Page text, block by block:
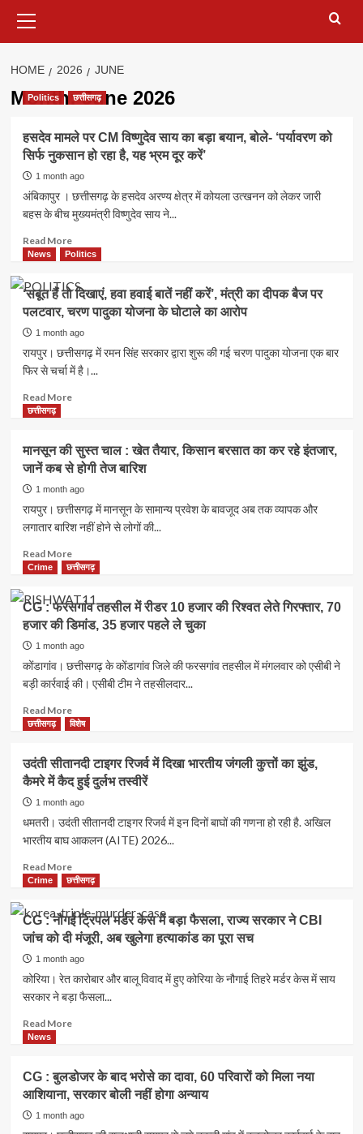
Menu
HOME 2026 JUNE
Month:June 2026
Politics छत्तीसगढ़
हसदेव मामले पर CM विष्णुदेव साय का बड़ा बयान, बोले- ‘पर्यावरण को
सिर्फ नुकसान हो रहा है, यह भ्रम दूर करें’
1 month ago
अंबिकापुर । छत्तीसगढ़ के हसदेव अरण्य क्षेत्र में कोयला उत्खनन को लेकर जारी
बहस के बीच मुख्यमंत्री विष्णुदेव साय ने...
Read MoreRead
more
हसदेव
मामले
पर
CM
विष्णुदेव
साय
का
को
सिर्फ
नुकसान
रहा
है,
भ्रम
दूर
करें’
News Politics
‘सबूत हैं तो दिखाएं, हवा हवाई बातें नहीं करें’, मंत्री का दीपक बैज पर
पलटवार, चरण पादुका योजना के घोटाले का आरोप
1 month ago
रायपुर। छत्तीसगढ़ में रमन सिंह सरकार द्वारा शुरू की गई चरण पादुका योजना एक बार
फिर से चर्चा में है।...
Read MoreRead
हैं
तो
दिखाएं,
हवा
बातें
करें’,
का
दीपक
बैज
पर
चरण
पादुका
के
घोटाले
आरोप
छत्तीसगढ़
मानसून की सुस्त चाल : खेत तैयार, किसान बरसात का कर रहे इंतजार,
जानें कब से होगी तेज बारिश
1 month ago
रायपुर। छत्तीसगढ़ में मानसून के सामान्य प्रवेश के बावजूद अब तक व्यापक और
लगातार बारिश नहीं होने से लोगों की...
Read MoreRead
more
मानसून
की
सुस्त
चाल
तैयार,
बरसात
रहे
इंतजार,
जानें
से
होगी
बारिश
Crime छत्तीसगढ़
CG : फरसगांव तहसील में रीडर 10 हजार की रिश्वत लेते गिरफ्तार, 70
हजार की डिमांड, 35 हजार पहले ले चुका
1 month ago
कोंडागांव। छत्तीसगढ़ के कोंडागांव जिले की फरसगांव तहसील में मंगलवार को एसीबी ने
बड़ी कार्रवाई की। एसीबी टीम ने तहसीलदार...
Read MoreRead
more
CG
:
फरसगांव
तहसील
में
10
की
लेते
गिरफ्तार,
70
हजार
डिमांड,
35
छत्तीसगढ़ विशेष
उदंती सीतानदी टाइगर रिजर्व में दिखा भारतीय जंगली कुत्तों का झुंड,
कैमरे में कैद हुई दुर्लभ तस्वीरें
1 month ago
धमतरी। उदंती सीतानदी टाइगर रिजर्व में इन दिनों बाघों की गणना हो रही है. अखिल
भारतीय बाघ आकलन (AITE) 2026...
Read MoreRead
more
उदंती
सीतानदी
टाइगर
रिजर्व
दिखा
भारतीय
कैमरे
में
कैद
Crime छत्तीसगढ़
CG : नौगई ट्रिपल मर्डर केस में बड़ा फैसला, राज्य सरकार ने CBI
जांच को दी मंजूरी, अब खुलेगा हत्याकांड का पूरा सच
1 month ago
कोरिया। रेत कारोबार और बालू विवाद में हुए कोरिया के नौगाई तिहरे मर्डर केस में साय
सरकार ने बड़ा फैसला...
Read MoreRead
CG
:
नौगई
ट्रिपल
मर्डर
News
CG : बुलडोजर के बाद भरोसे का दावा, 60 परिवारों को मिला नया
आशियाना, सरकार बोली नहीं होगा अन्याय
1 month ago